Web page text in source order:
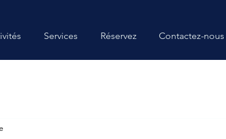
Services Réservez Contactez-nous